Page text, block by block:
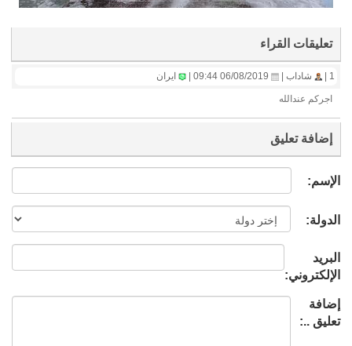
تعليقات القراء
1 | شاداب | ايران
اجرکم عندالله
إضافة تعليق
الإسم:
الدولة:
البريد
الإلكتروني:
إضافة
تعليق ..: